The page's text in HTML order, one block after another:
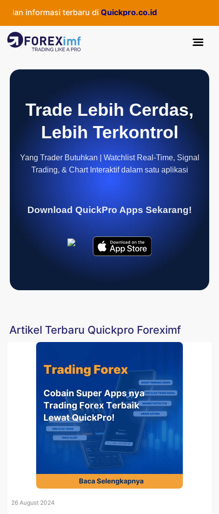
informasi terbaru diQuickpro.co.id
Trade Lebih Cerdas,
Lebih Terkontrol
Yang Trader Butuhkan | Watchlist Real-Time, Signal
Trading, & Chart Interaktif dalam satu aplikasi
Download QuickPro Apps Sekarang!
Artikel Terbaru Quickpro Foreximf
26 August 2024